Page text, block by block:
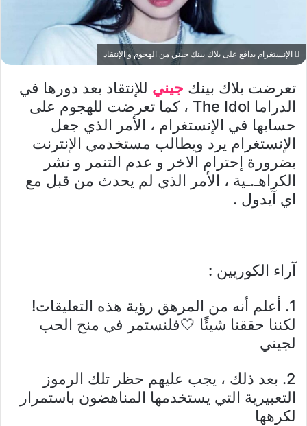
الإنستغرام يدافع على بلاك بينك جيني من الهجوم و الإنتقاد
تعرضت بلاك بينك جيني للإنتقاد بعد دورها في
الدراما The Idol ، كما تعرضت للهجوم على
حسابها في الإنستغرام ، الأمر الذي جعل
الإنستغرام يرد ويطالب مستخدمي الإنترنت
بضرورة إحترام الاخر و عدم التنمر و نشر
الكراهـ.ـية ، الأمر الذي لم يحدث من قبل مع
اي آيدول .
آراء الكوريين :
1. أعلم أنه من المرهق رؤية هذه التعليقات!
لكننا حققنا شيئًا 🤍فلنستمر في منح الحب
لجيني
2. بعد ذلك ، يجب عليهم حظر تلك الرموز
التعبيرية التي يستخدمها المناهضون باستمرار
لكرهها